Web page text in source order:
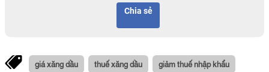
Chia sẻ
giá xăng dầu thuế xăng dầu giảm thuế nhập khẩu